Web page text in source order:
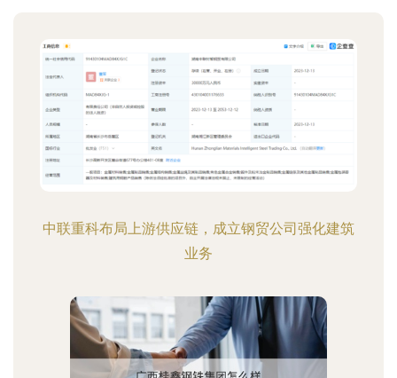
中联重科布局上游供应链，成立钢贸公司强化建筑
业务